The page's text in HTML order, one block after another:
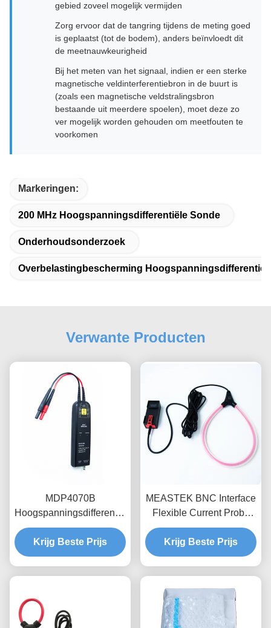
gebied zoveel mogelijk vermijden
Zorg ervoor dat de tangring tijdens de meting goed
is geplaatst (tot de bodem), anders beïnvloedt dit
de meetnauwkeurigheid
Bij het meten van het signaal, indien er een sterke
magnetische veldinterferentiebron in de buurt is
(zoals een magnetische veldstralingsbron
bestaande uit meerdere spoelen), moet deze zo
ver mogelijk worden gehouden om meetfouten te
voorkomen
Markeringen:
200 MHz Hoogspanningsdifferentiële Sonde
Onderhoudsonderzoek
Overbelastingbescherming
Verwante Producten
MDP4070B
Hoogspanningsdifferentiële
sondes, 700V bereik,
100MHz bandbreedte
zwevende meting voor
Krijg Beste Prijs
MEASTEK BNC Interface
Flexible Current Probe
LCTB-serie Aanpasbare
Flexible Rogowski Coil
Probe
Krijg Beste Prijs